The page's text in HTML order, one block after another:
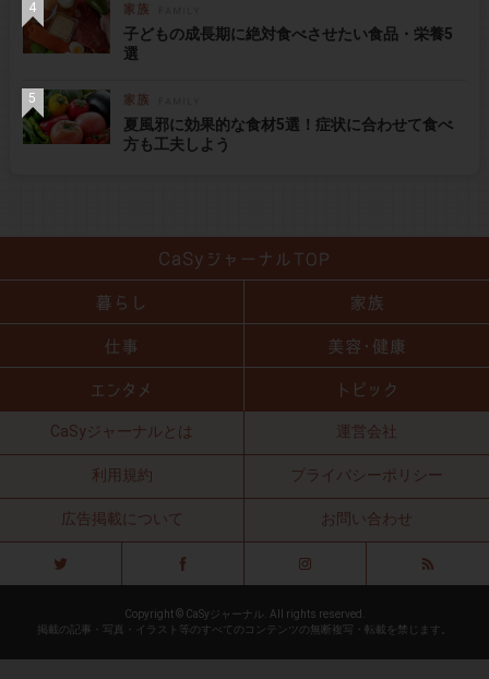
子どもの成長期に絶対食べさせたい食品・栄養5
選
夏風邪に効果的な食材5選！症状に合わせて食べ
方も工夫しよう
CaSyジャーナルとは 運営会社
利用規約 プライバシーポリシー
広告掲載について お問い合わせ
Copyright © CaSyジャーナル. All rights reserved.
掲載の記事・写真・イラスト等のすべてのコンテンツの無断複写・転載を禁じます。